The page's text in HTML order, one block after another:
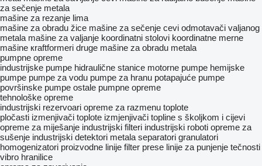
za sečenje metala
mašine za rezanje lima
mašine za obradu žice mašine za sečenje cevi odmotavači valjanog
metala mašine za valjanje koordinatni stolovi koordinatne merne
mašine кraftformeri druge mašine za obradu metala
pumpne opreme
industrijske pumpe hidraulične stanice motorne pumpe hemijske
pumpe pumpe za vodu pumpe za hranu potapajuće pumpe
površinske pumpe ostale pumpne opreme
tehnološke opreme
industrijski rezervoari opreme za razmenu toplote
pločasti izmenjivači toplote izmjenjivači topline s školjkom i cijevi
opreme za miješanje industrijski filteri industrijski roboti opreme za
sušenje industrijski detektori metala separatori granulatori
homogenizatori proizvodne linije filter prese linije za punjenje tečnosti
vibro hranilice